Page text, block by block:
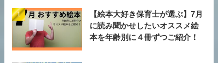
【絵本大好き保育士が選ぶ】7月
に読み聞かせしたいオススメ絵
本を年齢別に４冊ずつご紹介！